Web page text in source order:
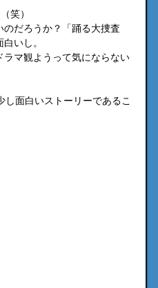
笑）
だろうか？「踊る大捜査
いし。
マ観ようって気にならない
面白いストーリーであるこ